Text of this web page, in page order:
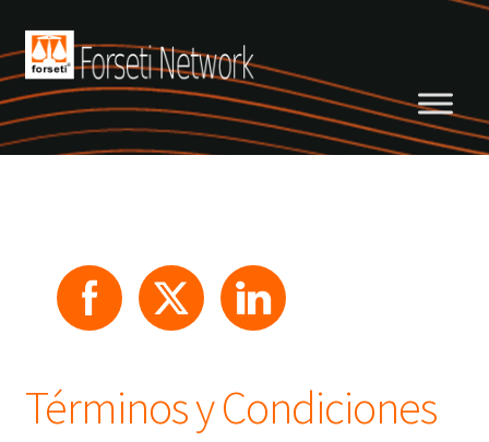
Saltar
a
navegación
Ir
al
contenido
Términos y Condiciones